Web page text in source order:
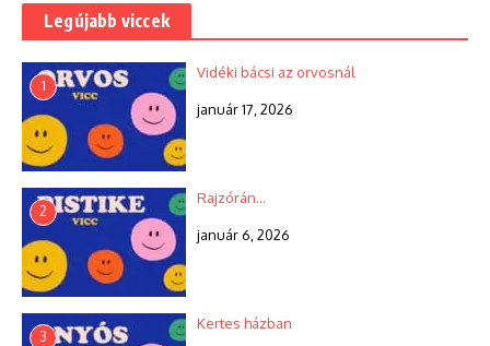
Legújabb viccek
1
Vidéki bácsi az orvosnál
január 17, 2026
2
Rajzórán…
január 6, 2026
3
Kertes házban